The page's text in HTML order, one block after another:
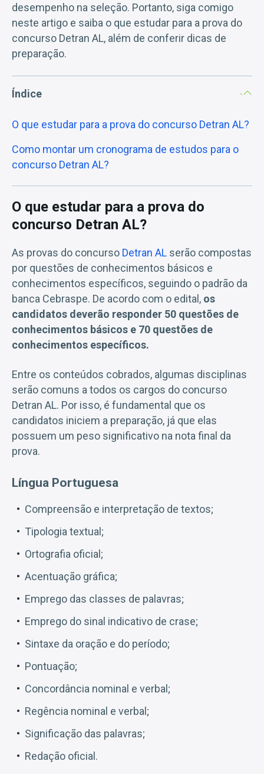
desempenho na seleção. Portanto, siga comigo
neste artigo e saiba o que estudar para a prova do
concurso Detran AL, além de conferir dicas de
preparação.
Índice
O que estudar para a prova do concurso Detran AL?
Como montar um cronograma de estudos para o
concurso Detran AL?
O que estudar para a prova do
concurso Detran AL?
As provas do concurso Detran AL serão compostas
por questões de conhecimentos básicos e
conhecimentos específicos, seguindo o padrão da
banca Cebraspe. De acordo com o edital, os
candidatos deverão responder 50 questões de
conhecimentos básicos e 70 questões de
conhecimentos específicos.
Entre os conteúdos cobrados, algumas disciplinas
serão comuns a todos os cargos do concurso
Detran AL. Por isso, é fundamental que os
candidatos iniciem a preparação, já que elas
possuem um peso significativo na nota final da
prova.
Língua Portuguesa
Compreensão e interpretação de textos;
Tipologia textual;
Ortografia oficial;
Acentuação gráfica;
Emprego das classes de palavras;
Emprego do sinal indicativo de crase;
Sintaxe da oração e do período;
Pontuação;
Concordância nominal e verbal;
Regência nominal e verbal;
Significação das palavras;
Redação oficial.